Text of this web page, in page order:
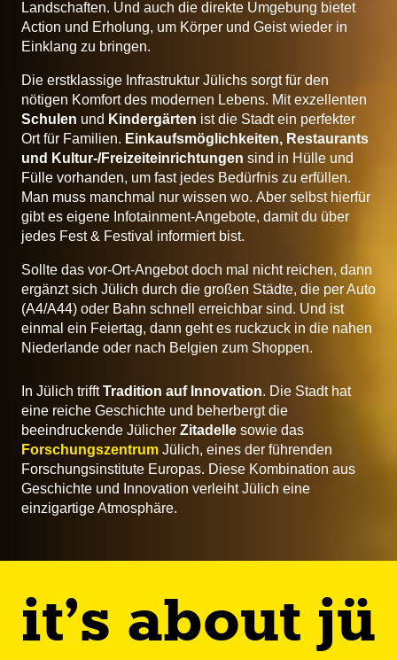
Landschaften. Und auch die direkte Umgebung bietet
Action und Erholung, um Körper und Geist wieder in
Einklang zu bringen.
Die erstklassige Infrastruktur Jülichs sorgt für den
nötigen Komfort des modernen Lebens. Mit exzellenten
Schulen und Kindergärten ist die Stadt ein perfekter
Ort für Familien. Einkaufsmöglichkeiten, Restaurants
und Kultur-/Freizeiteinrichtungen sind in Hülle und
Fülle vorhanden, um fast jedes Bedürfnis zu erfüllen.
Man muss manchmal nur wissen wo. Aber selbst hierfür
gibt es eigene Infotainment-Angebote, damit du über
jedes Fest & Festival informiert bist.
Sollte das vor-Ort-Angebot doch mal nicht reichen, dann
ergänzt sich Jülich durch die großen Städte, die per Auto
(A4/A44) oder Bahn schnell erreichbar sind. Und ist
einmal ein Feiertag, dann geht es ruckzuck in die nahen
Niederlande oder nach Belgien zum Shoppen.
In Jülich trifftTradition auf Innovation. Die Stadt hat
eine reiche Geschichte und beherbergt die
beeindruckende Jülicher Zitadelle sowie das
Forschungszentrum Jülich, eines der führenden
Forschungsinstitute Europas. Diese Kombination aus
Geschichte und Innovation verleiht Jülich eine
einzigartige Atmosphäre.
it’s about jü